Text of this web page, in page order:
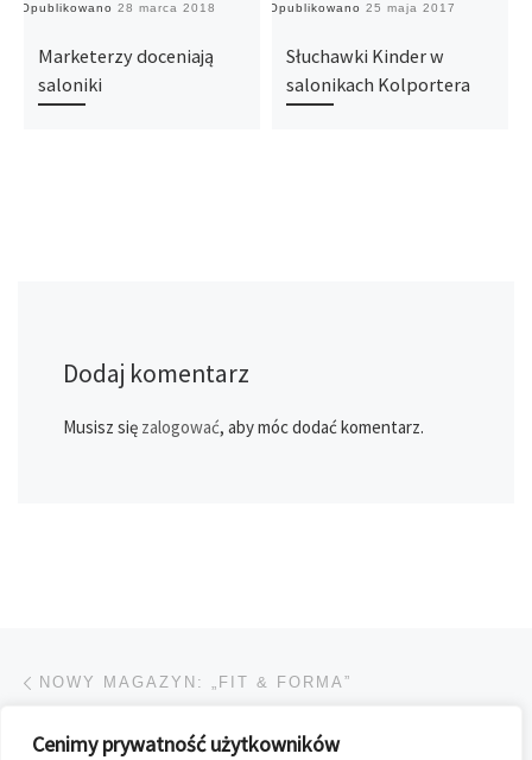
Cenimy prywatność użytkowników
Opublikowano 28 marca 2018
Marketerzy doceniają
saloniki
Opublikowano 25 maja 2017
Słuchawki Kinder w
salonikach Kolportera
Dodaj komentarz
Musisz się zalogować, aby móc dodać komentarz.
Przeglądanie Wpisów
NOWY MAGAZYN: „FIT & FORMA”
POWRÓT DO LISTY